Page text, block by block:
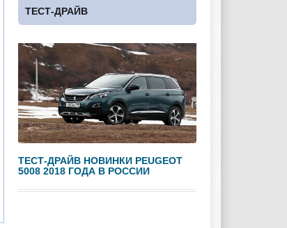
Mercury Mini Mitsubishi
Nissan Opel Pagani
Peugeot Pontiac
ТЕСТ-ДРАЙВ
ТЕСТ-ДРАЙВ НОВИНКИ PEUGEOT
5008 2018 ГОДА В РОССИИ